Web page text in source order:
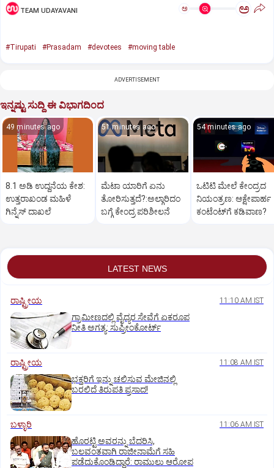
TEAM UDAYAVANI ಅ ಅ
#Tirupati #Prasadam #devotees #moving table
ADVERTISEMENT
ಇನ್ನಷ್ಟು ಸುದ್ದಿ ಈ ವಿಭಾಗದಿಂದ
49 minutes ago
8.1 ಅಡಿ ಉದ್ದನೆಯ ಕೇಶ:
ಉತ್ತರಾಖಂಡ ಮಹಿಳೆ
ಗಿನ್ನೆಸ್‌ ದಾಖಲೆ
51 minutes ago
ಮೆಟಾ ಯಾರಿಗೆ ಏನು
ತೋರಿಸುತ್ತದೆ?:ಅಲ್ಗಾರಿದಂ
ಬಗ್ಗೆ ಕೇಂದ್ರ ಪರಿಶೀಲನೆ
54 minutes ago
ಒಟಿಟಿ ಮೇಲೆ ಕೇಂದ್ರದ
ನಿಯಂತ್ರಣ: ಆಕ್ಷೇಪಾರ್ಹ
ಕಂಟೆಂಟ್‌ಗೆ ಕಡಿವಾಣ?
LATEST NEWS
ರಾಷ್ಟ್ರೀಯ 11:10 AM IST
ಗ್ರಾಮೀಣದಲ್ಲಿ ವೈದ್ಯರ ಸೇವೆಗೆ ಏಕರೂಪ
ನೀತಿ ಅಗತ್ಯ: ಸುಪ್ರೀಂಕೋರ್ಟ್‌
ರಾಷ್ಟ್ರೀಯ 11:08 AM IST
ಭಕ್ತರಿಗೆ ಇನ್ನು ಚಲಿಸುವ ಮೇಜಿನಲ್ಲಿ
ಬರಲಿದೆ ತಿರುಪತಿ ಪ್ರಸಾದ!
ಬಳ್ಳಾರಿ 11:06 AM IST
ಹೊರಟ್ಟಿ ಅವರನ್ನು ಬೆದರಿಸಿ,
ಬಲವಂತವಾಗಿ ರಾಜೀನಾಮೆಗೆ ಸಹಿ
ಪಡೆದುಕೊಂಡಿದ್ದಾರೆ: ರಾಮುಲು ಆರೋಪ